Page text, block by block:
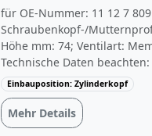
für OE-Nummer: 11 12 7
Schraubenkopf-/
Höhe mm: 74; Ventilart:
Technische Daten
2: mit Schrauben; Breite
Ergänzungsartikel /
Wechselintervall [Jahre]: 3;
beachten: ;
Einbauposition: Zylinderkopf
Mehr Details